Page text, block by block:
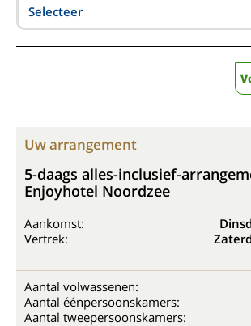
Selecteer
Uw arrangement
5-daags alles-inclusief-
Enjoyhotel Noordzee
Aankomst:
Vertrek:
Aantal volwassenen:
Aantal éénpersoonskamers:
Aantal tweepersoonskamers: